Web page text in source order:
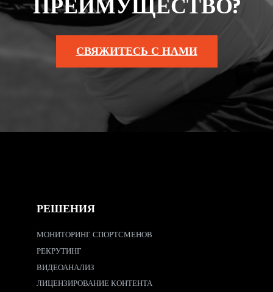
ПРЕИМУЩЕСТВО?
СВЯЖИТЕСЬ С НАМИ
РЕШЕНИЯ
МОНИТОРИНГ СПОРТСМЕНОВ
РЕКРУТИНГ
ВИДЕОАНАЛИЗ
ЛИЦЕНЗИРОВАНИЕ КОНТЕНТА